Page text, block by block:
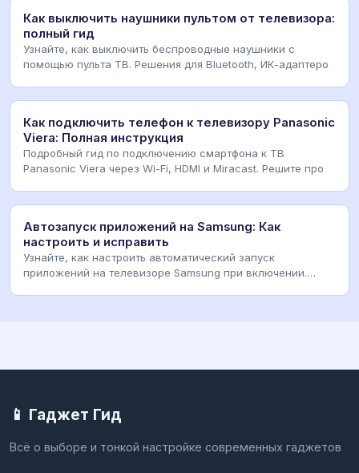
Как выключить наушники пультом от телевизора:
полный гид
Узнайте, как выключить беспроводные наушники с
помощью пульта ТВ. Решения для Bluetooth, ИК-адаптеро
Как подключить телефон к телевизору Panasonic
Viera: Полная инструкция
Подробный гид по подключению смартфона к ТВ
Panasonic Viera через Wi-Fi, HDMI и Miracast. Решите про
Автозапуск приложений на Samsung: Как
настроить и исправить
Узнайте, как настроить автоматический запуск
приложений на телевизоре Samsung при включении.
📱 Гаджет Гид
Всё о выборе и тонкой настройке современных гаджетов